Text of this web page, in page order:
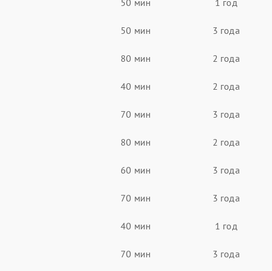
50 мин 3 года
80 мин 2 года
40 мин 2 года
70 мин 3 года
80 мин 2 года
60 мин 3 года
70 мин 3 года
40 мин 1 год
70 мин 3 года